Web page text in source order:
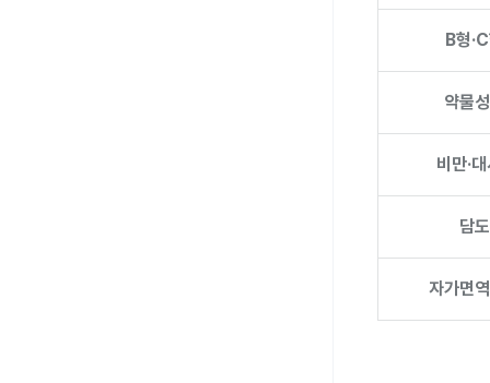
B형
약물
비만·
담
자가면